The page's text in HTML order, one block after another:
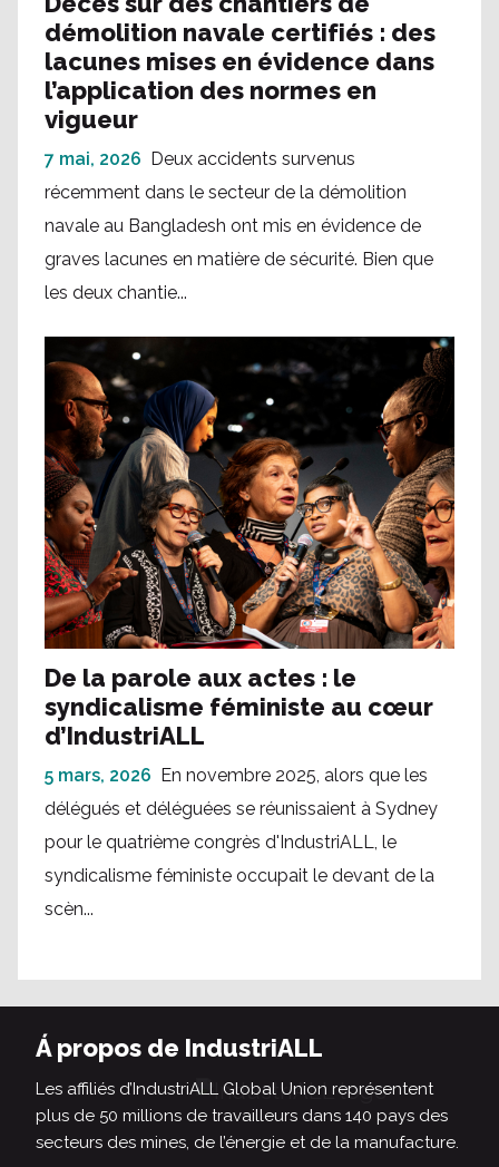
démolition navale certifiés : des
lacunes mises en évidence dans
l’application des normes en
vigueur
7 mai, 2026 Deux accidents survenus
récemment dans le secteur de la démolition
navale au Bangladesh ont mis en évidence de
graves lacunes en matière de sécurité. Bien que
les deux chantie...
De la parole aux actes : le
syndicalisme féministe au cœur
d’IndustriALL
5 mars, 2026 En novembre 2025, alors que les
délégués et déléguées se réunissaient à Sydney
pour le quatrième congrès d'IndustriALL, le
syndicalisme féministe occupait le devant de la
scèn...
Á propos de IndustriALL
Les affiliés d’IndustriALL Global Union représentent
plus de 50 millions de travailleurs dans 140 pays des
secteurs des mines, de l’énergie et de la manufacture.